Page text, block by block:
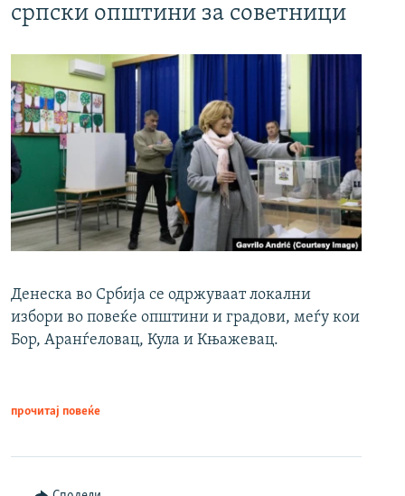
српски општини за советници
Денеска во Србија се одржуваат локални
избори во повеќе општини и градови, меѓу кои
Бор, Аранѓеловац, Кула и Књажевац.
прочитај повеќе